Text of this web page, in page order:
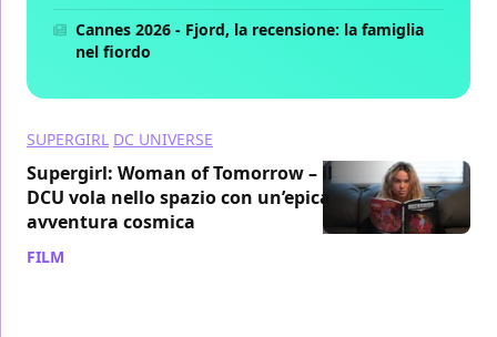
Cannes 2026 - Fjord, la recensione: la famiglia
nel fiordo
SUPERGIRL DC UNIVERSE
Supergirl: Woman of Tomorrow – il
DCU vola nello spazio con un’epica
avventura cosmica
FILM